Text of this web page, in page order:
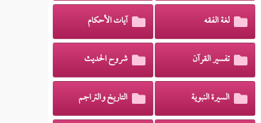
لغة الفقه آيات الأحكام
تفسير القرآن شروح الحديث
السيرة النبوية التاريخ والتراجم